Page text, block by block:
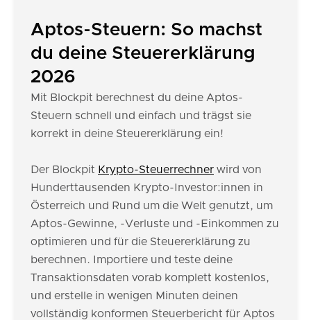
Aptos-Steuern: So machst
du deine Steuererklärung
2026
Mit Blockpit berechnest du deine Aptos-
Steuern schnell und einfach und trägst sie
korrekt in deine Steuererklärung ein!
Der Blockpit Krypto-Steuerrechner wird von
Hunderttausenden Krypto-Investor:innen in
Österreich und Rund um die Welt genutzt, um
Aptos-Gewinne, -Verluste und -Einkommen zu
optimieren und für die Steuererklärung zu
berechnen. Importiere und teste deine
Transaktionsdaten vorab komplett kostenlos,
und erstelle in wenigen Minuten deinen
vollständig konformen Steuerbericht für Aptos